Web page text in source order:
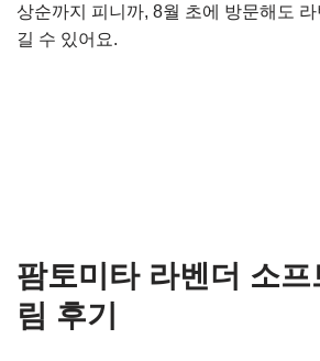
상순까지 피니까, 8월 초에 방문해도
길 수 있어요.
팜토미타 라벤더 소
림 후기